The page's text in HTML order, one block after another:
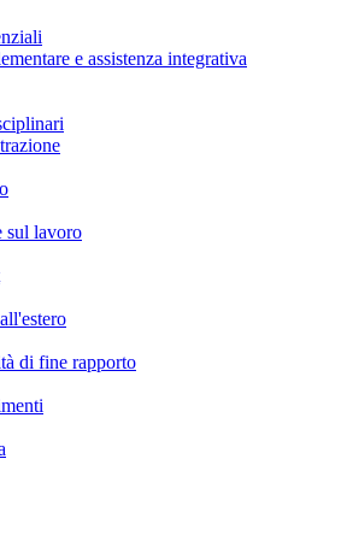
e assistenza integrativa
sul lavoro
di fine rapporto